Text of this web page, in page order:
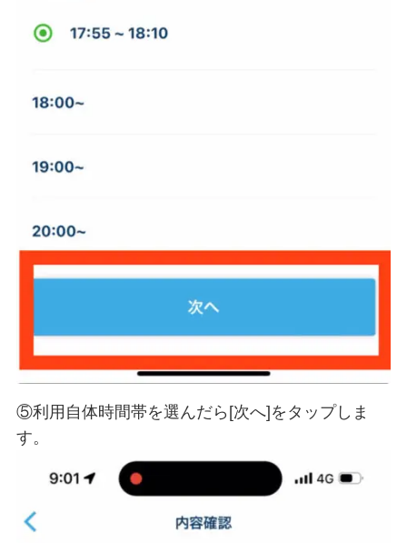
⑤利用自体時間帯を選んだら[次へ]をタップしま
す。